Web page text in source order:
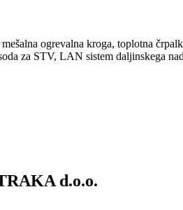
ogrevalna kroga, toplotna
za STV, LAN sistem daljinskega
d.o.o.